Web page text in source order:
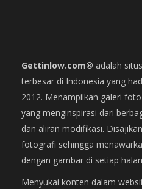
Gettinlow.com® adalah
terbesar di Indonesia yang
2012. Menampilkan galeri
yang menginspirasi dari
dan aliran modifikasi.
fotografi sehingga
dengan gambar di setiap
Menyukai konten dalam